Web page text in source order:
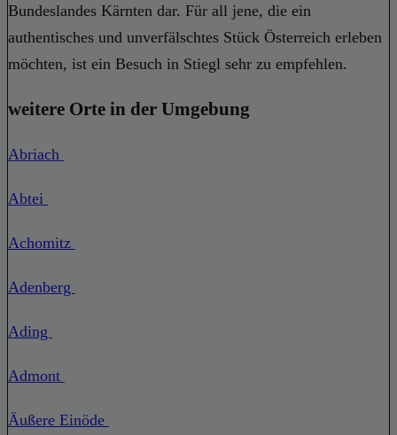
Bundeslandes Kärnten dar. Für all jene, die ein
authentisches und unverfälschtes Stück Österreich erleben
möchten, ist ein Besuch in Stiegl sehr zu empfehlen.
weitere Orte in der Umgebung
Abriach
Abtei
Achomitz
Adenberg
Ading
Admont
Äußere Einöde